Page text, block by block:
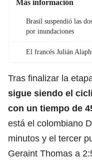
Más información
Brasil suspendió las
por inundaciones
El francés Julián
Tras finalizar la
sigue siendo el
con un tiempo de
está el colombiano
minutos y el tercer
Geraint Thomas a